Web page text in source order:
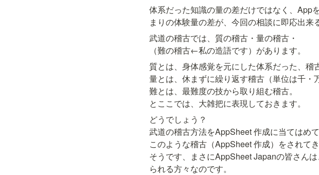
体系だった知識の量の差だけではなく、App
まりの体験量の差が、今回の相談に即応出来
武道の稽古では、質の稽古・量の稽古・
（難の稽古←私の造語です）があります。
質とは、身体感覚を元にした体系だった、稽古
量とは、休まずに繰り返す稽古（単位は千・
難とは、最難度の技から取り組む稽古。
とここでは、大雑把に表現しておきます。
どうでしょう？
武道の稽古方法をAppSheet 作成に当てはめて
このような稽古（AppSheet 作成）をされて
そうです、まさにAppSheet Japanの皆さん
られる方々なのです。